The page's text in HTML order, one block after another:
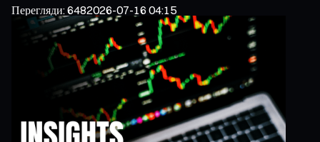
Перегляди:6482026-07-16 04:15